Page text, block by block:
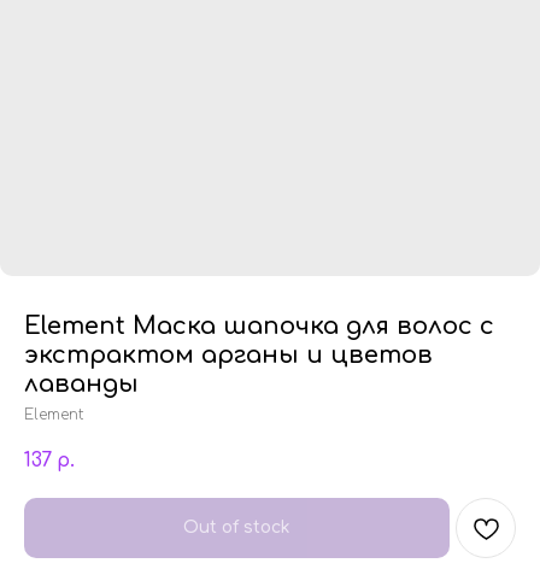
Element Маска шапочка для волос с
экстрактом арганы и цветов
лаванды
Element
137 р.
Out of stock